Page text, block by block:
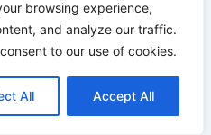
browsing experience,
and analyze our traffic.
to our use of cookies.
All Accept All
Inserire l’anagrafica di un
Non hai tempo
lo staff e inviare le
2 3 … 5 Next » Scegli il
altri Dealer di
Attivazione veloce e